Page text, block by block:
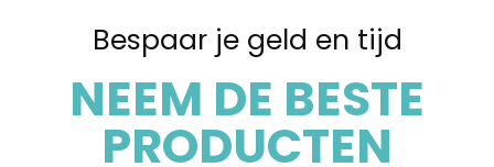
Bespaar je geld en tijd
NEEM DE BESTE
PRODUCTEN